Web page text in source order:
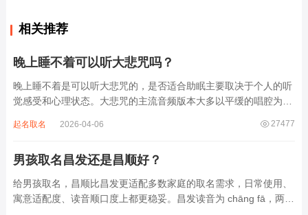
相关推荐
晚上睡不着可以听大悲咒吗？
晚上睡不着是可以听大悲咒的，是否适合助眠主要取决于个人的听
觉感受和心理状态。大悲咒的主流音频版本大多以平缓的唱腔为
急促的鼓点，这类音频本身具备静心的基础特质。睡前思绪繁杂、
27477
起名取名 2026-04-06
男孩取名昌发还是昌顺好？
给男孩取名，昌顺比昌发更适配多数家庭的取名需求，日常使用、
寓意适配度、读音顺口度上都更稳妥。昌发读音为 chāng fā，两个